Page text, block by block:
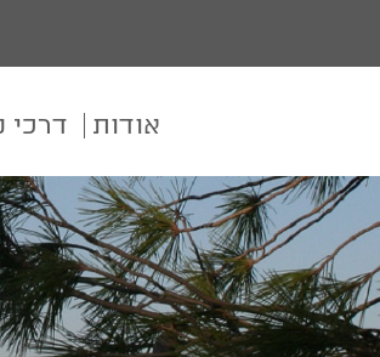
אודות דרכי